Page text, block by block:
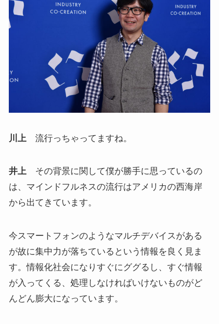
川上 流行っちゃってますね。
井上その背景に関して僕が勝手に思っているの
は、マインドフルネスの流行はアメリカの西海岸
から出てきています。
今スマートフォンのようなマルチデバイスがある
が故に集中力が落ちているという情報を良く見ま
す。情報化社会になりすぐにググるし、すぐ情報
が入ってくる、処理しなければいけないものがど
んどん膨大になっています。